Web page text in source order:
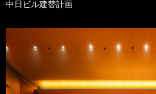
中日ビル建替計画